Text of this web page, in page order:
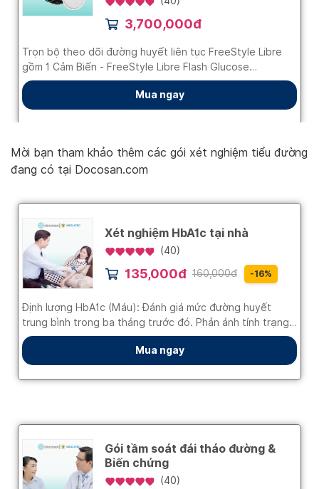
Mời bạn tham khảo thêm các gói xét nghiệm tiểu đường
đang có tại Docosan.com